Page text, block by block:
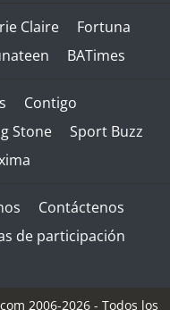
Claire
Fortuna
BATimes
Contigo
Stone
Sport Buzz
Contáctenos
de participación
2006-2026 - Todos los